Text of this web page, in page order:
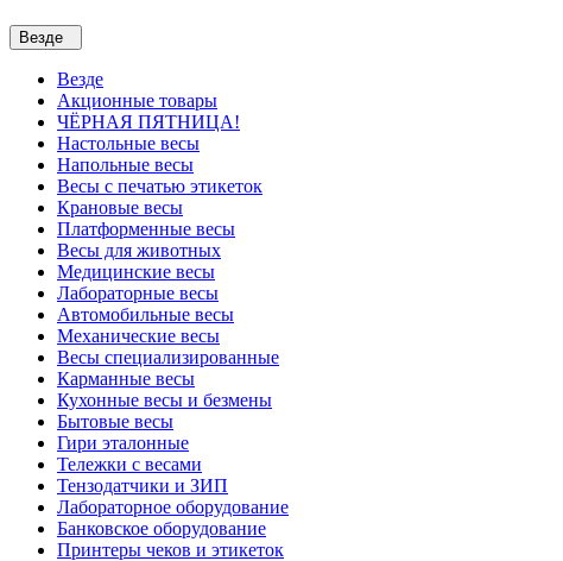
Везде
Везде
Акционные товары
ЧЁРНАЯ ПЯТНИЦА!
Настольные весы
Напольные весы
Весы с печатью этикеток
Крановые весы
Платформенные весы
Весы для животных
Медицинские весы
Лабораторные весы
Автомобильные весы
Механические весы
Весы специализированные
Карманные весы
Кухонные весы и безмены
Бытовые весы
Гири эталонные
Тележки с весами
Тензодатчики и ЗИП
Лабораторное оборудование
Банковское оборудование
Принтеры чеков и этикеток